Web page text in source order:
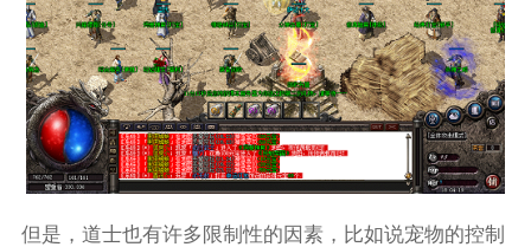
但是，道士也有许多限制性的因素，比如说宠物的控制